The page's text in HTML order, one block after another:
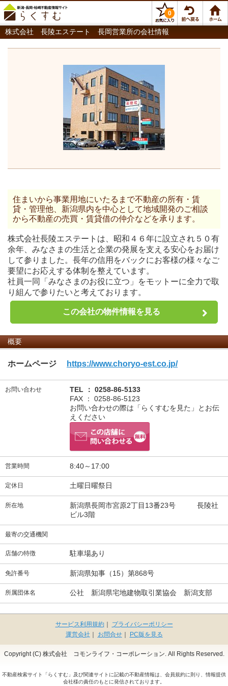
0
株式会社 長陵エステート 長岡営業所の会社情報
住まいから事業用地にいたるまで不動産の所有・賃
貸・管理他、新潟県内を中心として地域開発のご相談
から不動産の売買・賃貸借の仲介などを承ります。
株式会社長陵エステートは、昭和４６年に設立され５０有
余年、みなさまの生活と企業の発展を支える安心をお届け
して参りました。長年の信用をバックにお客様の様々なご
要望にお応えする体制を整えています。
社員一同「みなさまのお役に立つ」をモットーに全力で取
り組んで参りたいと考えております。
この会社の物件情報を見る
概要
ホームページ https://www.choryo-est.co.jp/
お問い合わせ
TEL ： 0258-86-5133
FAX ： 0258-86-5123
お問い合わせの際は「らくすむを見た」とお伝
えください
営業時間 8:40～17:00
定休日 土曜日曜祭日
所在地
新潟県長岡市宮原2丁目13番23号 長陵社
ビル3階
最寄の交通機関
店舗の特徴 駐車場あり
免許番号 新潟県知事（15）第868号
所属団体名 公社 新潟県宅地建物取引業協会 新潟支部
サービス利用規約｜
プライバシーポリシー
運営会社
お問合せ｜ PC版を見る
Copyright (C) 株式会社 コモンライフ・コーポレーション. All Rights Reserved.
不動産検索サイト「らくすむ」及び関連サイトに記載の不動産情報は、会員規約に則り、情報提供
会社様の責任のもとに発信されております。